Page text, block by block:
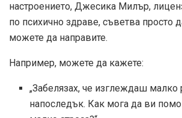
настроението, Джесика Милър,
по психично здраве, съветва просто
можете да направите.
Например, можете да кажете:
„Забелязах, че изглеждаш малко
напоследък. Как мога да ви